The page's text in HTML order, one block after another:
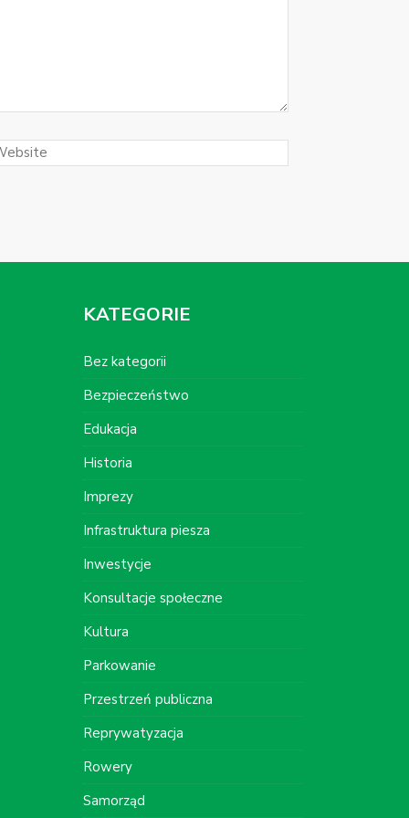
KATEGORIE
Bez kategorii
Bezpieczeństwo
Edukacja
Historia
Imprezy
Infrastruktura piesza
Inwestycje
Konsultacje społeczne
Kultura
Parkowanie
Przestrzeń publiczna
Reprywatyzacja
Rowery
Samorząd